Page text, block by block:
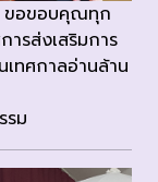
ขอขอบคุณทุก
ารส่งเสริมการ
ทศกาลอ่านล้าน
รม